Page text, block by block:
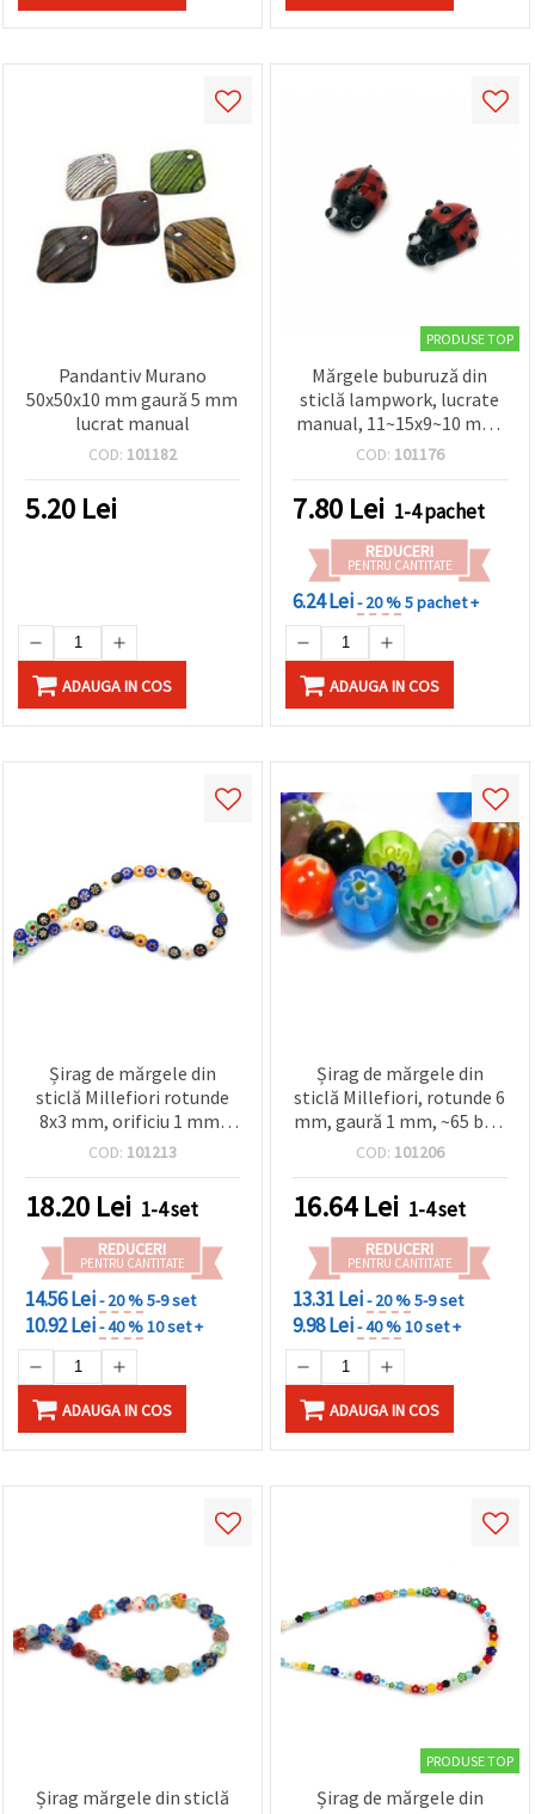
Pandantiv Murano
50x50x10 mm gaură 5 mm
lucrat manual
COD: 101182
5.20 Lei
ADAUGA IN COS
PRODUSE TOP
Mărgele buburuză din
sticlă lampwork, lucrate
manual, 11~15x9~10 mm,
roșu și negru, gaură 1.5~2
bijuterii, accesorii și
proiecte DIY – set 4 buc.
COD: 101176
7.80 Lei 1-4 pachet
REDUCERI
PENTRU CANTITATE
6.24 Lei- 20 %5 pachet +
ADAUGA IN COS
Șirag de mărgele din
sticlă Millefiori rotunde
8x3 mm, orificiu 1 mm,
aprox. 48 bucăți
COD: 101213
18.20 Lei 1-4 set
REDUCERI
PENTRU CANTITATE
14.56 Lei- 20 %5-9 set
10.92 Lei- 40 %10 set +
ADAUGA IN COS
Șirag de mărgele din
sticlă Millefiori, rotunde 6
mm, gaură 1 mm, ~65 buc,
pentru bijuterii DIY
COD: 101206
16.64Lei 1-4 set
REDUCERI
PENTRU CANTITATE
13.31 Lei- 20 %5-9 set
9.98 Lei- 40 %10 set +
ADAUGA IN COS
Șirag mărgele din sticlă
PRODUSE TOP
Șirag de mărgele din